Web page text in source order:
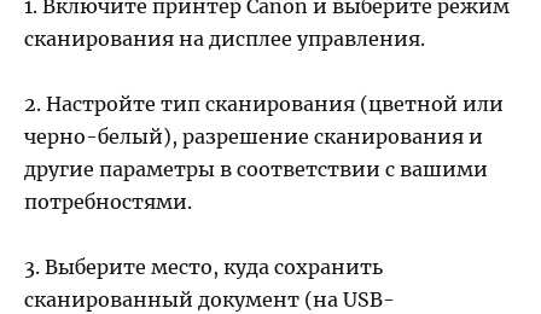
1. Включите принтер Canon и выберите режим
сканирования на дисплее управления.
2. Настройте тип сканирования (цветной или
черно-белый), разрешение сканирования и
другие параметры в соответствии с вашими
потребностями.
3. Выберите место, куда сохранить
сканированный документ (на USB-